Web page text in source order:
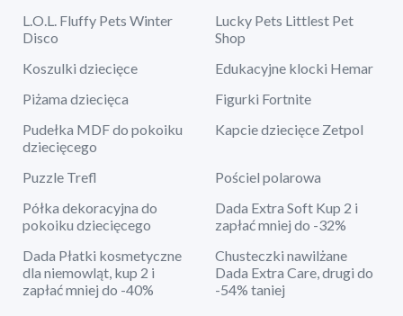
L.O.L. Fluffy Pets Winter
Disco
Lucky Pets Littlest Pet
Shop
Koszulki dziecięce
Edukacyjne klocki Hemar
Piżama dziecięca
Figurki Fortnite
Pudełka MDF do pokoiku
dziecięcego
Kapcie dziecięce Zetpol
Puzzle Trefl
Pościel polarowa
Półka dekoracyjna do
pokoiku dziecięcego
Dada Extra Soft Kup 2 i
zapłać mniej do -32%
Dada Płatki kosmetyczne
dla niemowląt, kup 2 i
zapłać mniej do -40%
Chusteczki nawilżane
Dada Extra Care, drugi do
-54% taniej